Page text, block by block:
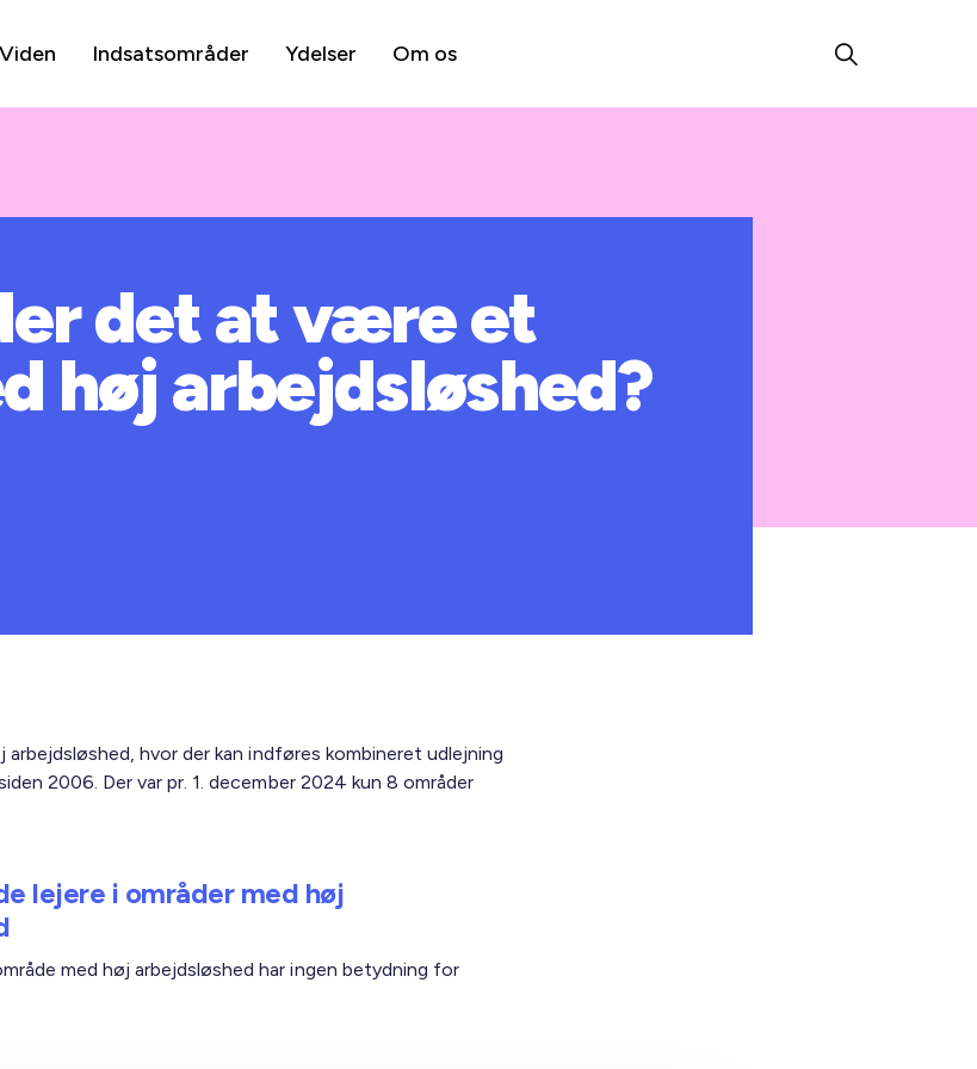
Viden Indsatsområder Ydelser Om os
det at være et
høj arbejdsløshed?
arbejdsløshed, hvor der kan indføres kombineret udlejning
2006. Der var pr. 1. december 2024 kun 8 områder
lejere i områder med høj
med høj arbejdsløshed har ingen betydning for